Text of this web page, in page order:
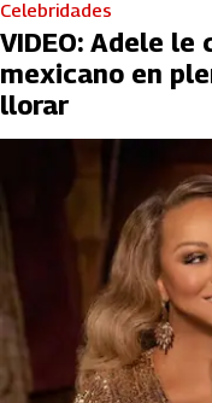
Celebridades
VIDEO: Adele
mexicano en
llorar